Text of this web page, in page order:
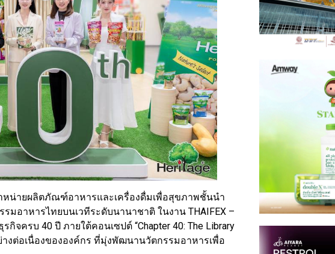
ำหน่ายผลิตภัณฑ์อาหารและเครื่องดื่มเพื่อสุขภาพชั้นนำ
อาหารไทยบนเวทีระดับนานาชาติ ในงาน THAIFEX –
กิจครบ 40 ปี ภายใต้คอนเซปต์ “Chapter 40: The Library
างต่อเนื่องขององค์กร ที่มุ่งพัฒนานวัตกรรมอาหารเพื่อ